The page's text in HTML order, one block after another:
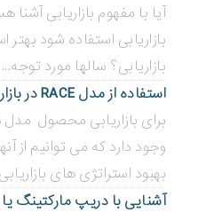
آیا با مفهوم بازاریابی آشنا
بازاریابی استفاده شود بهتر
بازاریابی؟ سالها مورد توجه...
استفاده از مدل RACE در بازاریابی دیجیتال
برای بازاریابی محصول
وجود دارد که می توانیم از
بهبود استراتژی های
آشنایی با دریپ مارکتینگ یا